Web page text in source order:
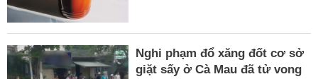
Nghi phạm đổ xăng đốt cơ sở
giặt sấy ở Cà Mau đã tử vong